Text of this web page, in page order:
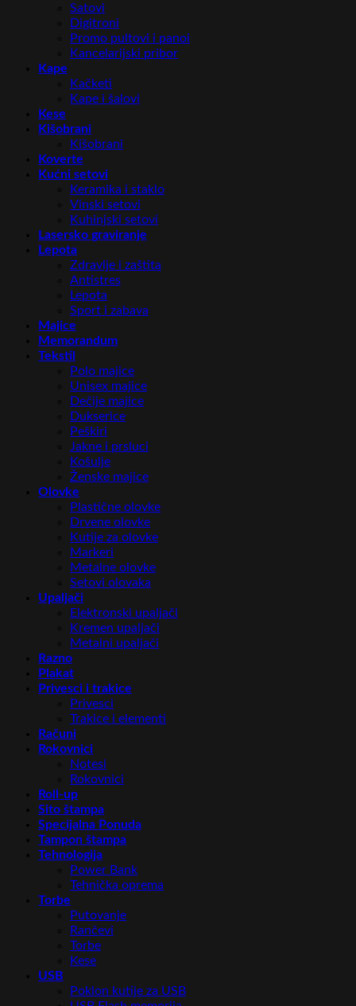
Satovi
Digitroni
Promo pultovi i panoi
Kancelarijski pribor
Kape
Kačketi
Kape i šalovi
Kese
Kišobrani
Kišobrani
Koverte
Kućni setovi
Keramika i staklo
Vinski setovi
Kuhinjski setovi
Lasersko graviranje
Lepota
Zdravlje i zaštita
Antistres
Lepota
Sport i zabava
Majice
Memorandum
Tekstil
Polo majice
Unisex majice
Dečije majice
Dukserice
Peškiri
Jakne i prsluci
Košulje
Ženske majice
Olovke
Plastične olovke
Drvene olovke
Kutije za olovke
Markeri
Metalne olovke
Setovi olovaka
Upaljači
Elektronski upaljači
Kremen upaljači
Metalni upaljači
Razno
Plakat
Privesci i trakice
Privesci
Trakice i elementi
Računi
Rokovnici
Notesi
Rokovnici
Roll-up
Sito štampa
Specijalna Ponuda
Tampon štampa
Tehnologija
Power Bank
Tehnička oprema
Torbe
Putovanje
Rančevi
Torbe
Kese
USB
Poklon kutije za USB